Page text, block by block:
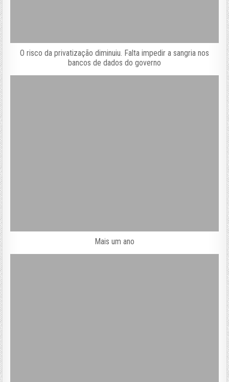
O risco da privatização diminuiu. Falta impedir a sangria nos
bancos de dados do governo
Mais um ano